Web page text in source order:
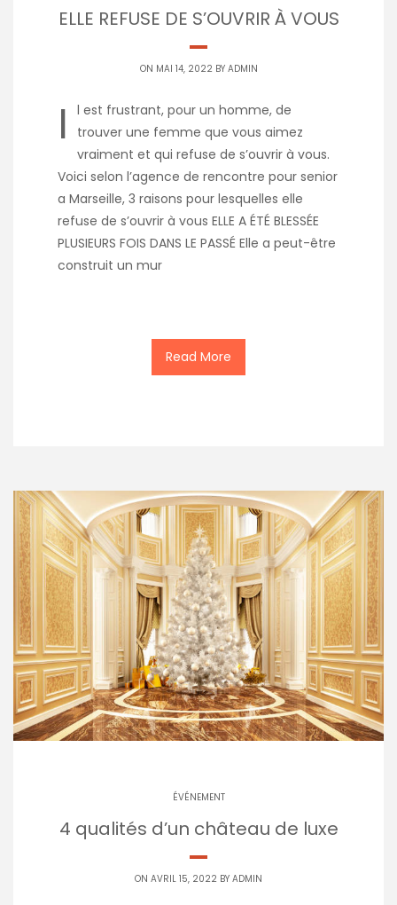
ELLE REFUSE DE S’OUVRIR À VOUS
ON MAI 14, 2022 BY ADMIN
I
l est frustrant, pour un homme, de
trouver une femme que vous aimez
vraiment et qui refuse de s’ouvrir à vous.
Voici selon l’agence de rencontre pour senior
a Marseille, 3 raisons pour lesquelles elle
refuse de s’ouvrir à vous ELLE A ÉTÉ BLESSÉE
PLUSIEURS FOIS DANS LE PASSÉ Elle a peut-être
construit un mur
Read More
ÉVÉNEMENT
4 qualités d’un château de luxe
ON AVRIL 15, 2022 BY ADMIN